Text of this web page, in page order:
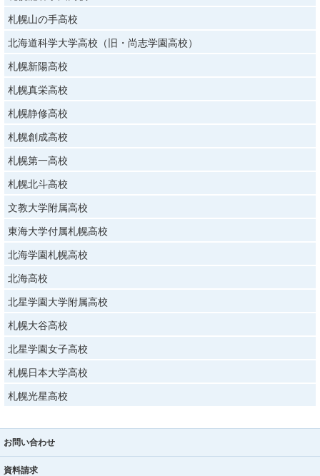
札幌山の手高校
北海道科学大学高校（旧・尚志学園高校）
札幌新陽高校
札幌真栄高校
札幌静修高校
札幌創成高校
札幌第一高校
札幌北斗高校
文教大学附属高校
東海大学付属札幌高校
北海学園札幌高校
北海高校
北星学園大学附属高校
札幌大谷高校
北星学園女子高校
札幌日本大学高校
札幌光星高校
お問い合わせ
資料請求